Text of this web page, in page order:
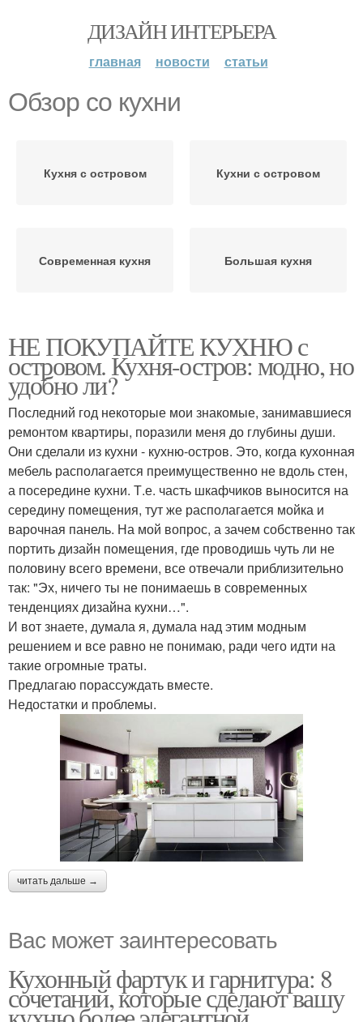
ДИЗАЙН ИНТЕРЬЕРА
главная новости статьи
Обзор со кухни
Кухня с островом Кухни с островом
Современная кухня Большая кухня
НЕ ПОКУПАЙТЕ КУХНЮ с
островом. Кухня-остров: модно, но
удобно ли?
Последний год некоторые мои знакомые, занимавшиеся
ремонтом квартиры, поразили меня до глубины души.
Они сделали из кухни - кухню-остров. Это, когда кухонная
мебель располагается преимущественно не вдоль стен,
а посередине кухни. Т.е. часть шкафчиков выносится на
середину помещения, тут же располагается мойка и
варочная панель. На мой вопрос, а зачем собственно так
портить дизайн помещения, где проводишь чуть ли не
половину всего времени, все отвечали приблизительно
так: "Эх, ничего ты не понимаешь в современных
тенденциях дизайна кухни…".
И вот знаете, думала я, думала над этим модным
решением и все равно не понимаю, ради чего идти на
такие огромные траты.
Предлагаю порассуждать вместе.
Недостатки и проблемы.
читать дальше →
Вас может заинтересовать
Кухонный фартук и гарнитура: 8
сочетаний, которые сделают вашу